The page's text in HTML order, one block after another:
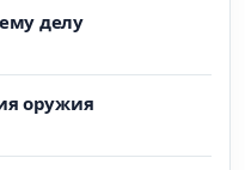
делу
оружия